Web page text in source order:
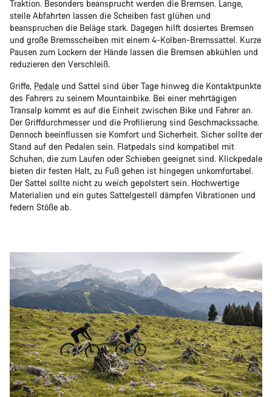
Traktion. Besonders beansprucht werden die Bremsen. Lange,
steile Abfahrten lassen die Scheiben fast glühen und
beanspruchen die Beläge stark. Dagegen hilft dosiertes Bremsen
und große Bremsscheiben mit einem 4-Kolben-Bremssattel. Kurze
Pausen zum Lockern der Hände lassen die Bremsen abkühlen und
reduzieren den Verschleiß.
Griffe, Pedale und Sattel sind über Tage hinweg die Kontaktpunkte
des Fahrers zu seinem Mountainbike. Bei einer mehrtägigen
Transalp kommt es auf die Einheit zwischen Bike und Fahrer an.
Der Griffdurchmesser und die Profilierung sind Geschmackssache.
Dennoch beeinflussen sie Komfort und Sicherheit. Sicher sollte der
Stand auf den Pedalen sein. Flatpedals sind kompatibel mit
Schuhen, die zum Laufen oder Schieben geeignet sind. Klickpedale
bieten dir festen Halt, zu Fuß gehen ist hingegen unkomfortabel.
Der Sattel sollte nicht zu weich gepolstert sein. Hochwertige
Materialien und ein gutes Sattelgestell dämpfen Vibrationen und
federn Stöße ab.